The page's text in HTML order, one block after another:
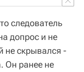
следователь
допрос и не
не скрывался -
Он ранее не